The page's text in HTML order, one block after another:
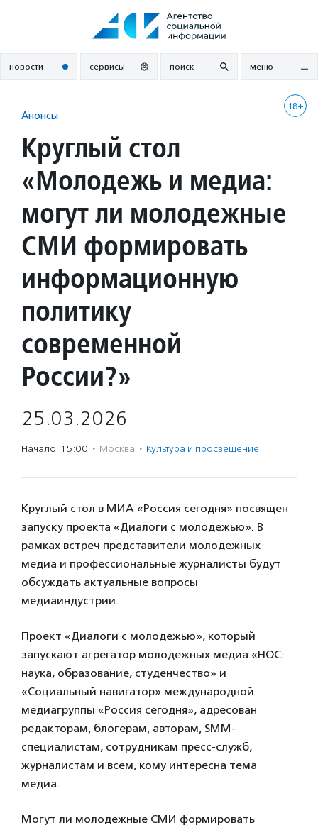
новости сервисы поиск меню
18+
Анонсы
Круглый стол
«Молодежь и медиа:
могут ли молодежные
СМИ формировать
информационную
политику
современной
России?»
25.03.2026
Начало: 15:00 · Москва · Культура и просвещение
Круглый стол в МИА «Россия сегодня» посвящен
запуску проекта «Диалоги с молодежью». В
рамках встреч представители молодежных
медиа и профессиональные журналисты будут
обсуждать актуальные вопросы
медиаиндустрии.
Проект «Диалоги с молодежью», который
запускают агрегатор молодежных медиа «НОС:
наука, образование, студенчество» и
«Социальный навигатор» международной
медиагруппы «Россия сегодня», адресован
редакторам, блогерам, авторам, SMM-
специалистам, сотрудникам пресс-служб,
журналистам и всем, кому интересна тема
медиа.
Могут ли молодежные СМИ формировать